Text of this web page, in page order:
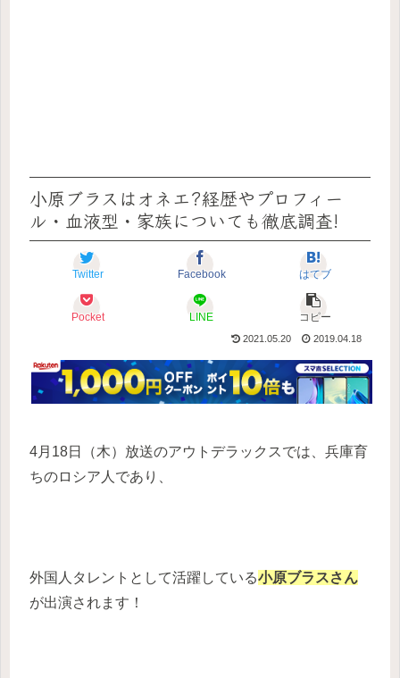
小原ブラスはオネエ?経歴やプロフィー
ル・血液型・家族についても徹底調査!
Twitter Facebook はてブ
Pocket LINE コピー
2021.05.20 2019.04.18
4月18日（木）放送のアウトデラックスでは、兵庫育
ちのロシア人であり、
外国人タレントとして活躍している小原ブラスさん
が出演されます！